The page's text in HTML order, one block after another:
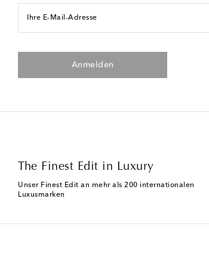
Ihre E-Mail-Adresse
Anmelden
The Finest Edit in Luxury
Unser Finest Edit an mehr als 200 internationalen
Luxusmarken